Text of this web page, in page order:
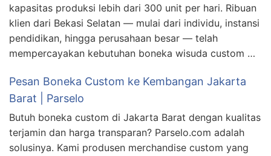
kapasitas produksi lebih dari 300 unit per hari. Ribuan
klien dari Bekasi Selatan — mulai dari individu, instansi
pendidikan, hingga perusahaan besar — telah
mempercayakan kebutuhan boneka wisuda custom …
Pesan Boneka Custom ke Kembangan Jakarta
Barat | Parselo
Butuh boneka custom di Jakarta Barat dengan kualitas
terjamin dan harga transparan? Parselo.com adalah
solusinya. Kami produsen merchandise custom yang